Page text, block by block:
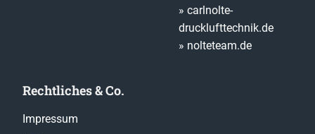
» carlnolte-
drucklufttechnik.de
» nolteteam.de
Rechtliches & Co.
Impressum